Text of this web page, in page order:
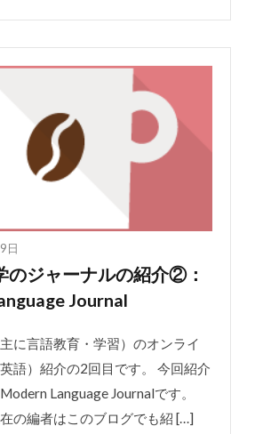
日
のジャーナルの紹介②：
Journal
に言語教育・学習）のオンライ
語）紹介の2回目です。 今回紹介
Language Journalです。
の編者はこのブログでも紹 […]